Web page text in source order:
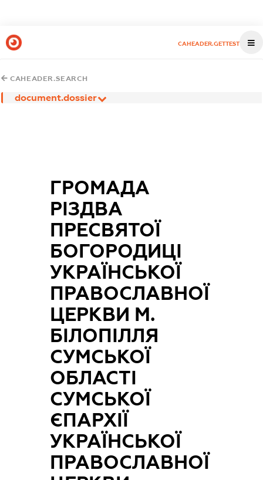
CAHEADER.GETTEST
CAHEADER.SEARCH
document.dossier
ГРОМАДА
РІЗДВА
ПРЕСВЯТОЇ
БОГОРОДИЦІ
УКРАЇНСЬКОЇ
ПРАВОСЛАВНОЇ
ЦЕРКВИ М.
БІЛОПІЛЛЯ
СУМСЬКОЇ
ОБЛАСТІ
СУМСЬКОЇ
ЄПАРХІЇ
УКРАЇНСЬКОЇ
ПРАВОСЛАВНОЇ